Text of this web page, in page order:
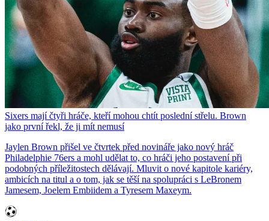
Sixers mají čtyři hráče, kteří mohou chtít poslední střelu. Brown
jako první řekl, že ji mít nemusí
Jaylen Brown přišel ve čtvrtek před novináře jako nový hráč
Philadelphie 76ers a mohl udělat to, co hráči jeho postavení při
podobných příležitostech dělávají. Mluvit o nové kapitole kariéry,
ambicích na titul a o tom, jak se těší na spolupráci s LeBronem
Jamesem, Joelem Embiidem a Tyresem Maxeym.